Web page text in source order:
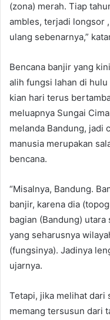
(zona) merah. Tiap
ambles, terjadi longsor
ulang sebenarnya,”
Bencana banjir yang
alih fungsi lahan di
kian hari terus
meluapnya Sungai
melanda Bandung, jadi
manusia merupakan
bencana.
“Misalnya, Bandung.
banjir, karena dia
bagian (Bandung)
yang seharusnya
(fungsinya). Jadinya
ujarnya.
Tetapi, jika melihat dari
memang tersusun dari